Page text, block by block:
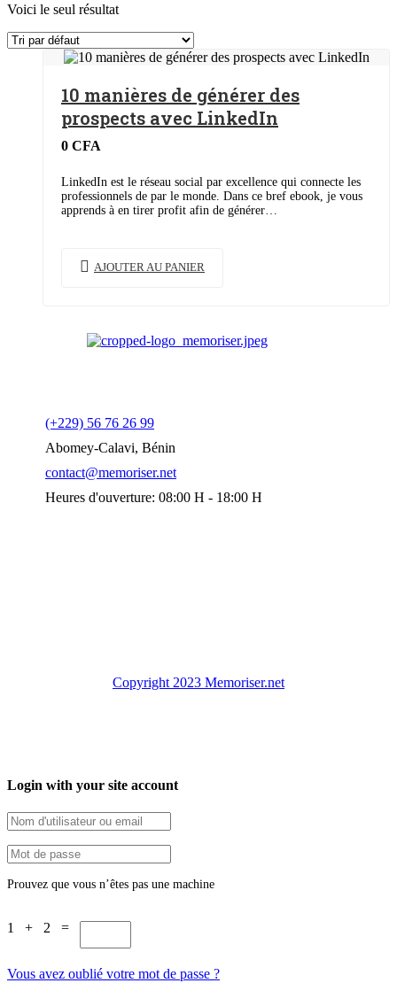
Voici le seul résultat
10 manières de générer des
prospects avec LinkedIn
0 CFA
LinkedIn est le réseau social par excellence qui connecte les
professionnels de par le monde. Dans ce bref ebook, je vous
apprends à en tirer profit afin de générer…
AJOUTER AU PANIER
(+229) 56 76 26 99
Abomey-Calavi, Bénin
contact@memoriser.net
Heures d'ouverture: 08:00 H - 18:00 H
Copyright 2023 Memoriser.net
Login with your site account
Prouvez que vous n’êtes pas une machine
1 + 2 =
Vous avez oublié votre mot de passe ?